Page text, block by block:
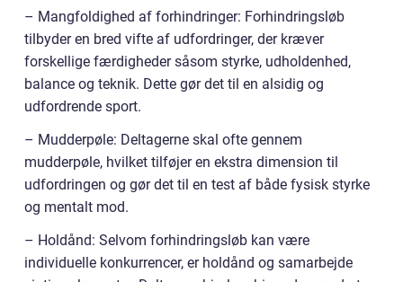
– Mangfoldighed af forhindringer: Forhindringsløb
tilbyder en bred vifte af udfordringer, der kræver
forskellige færdigheder såsom styrke, udholdenhed,
balance og teknik. Dette gør det til en alsidig og
udfordrende sport.
– Mudderpøle: Deltagerne skal ofte gennem
mudderpøle, hvilket tilføjer en ekstra dimension til
udfordringen og gør det til en test af både fysisk styrke
og mentalt mod.
– Holdånd: Selvom forhindringsløb kan være
individuelle konkurrencer, er holdånd og samarbejde